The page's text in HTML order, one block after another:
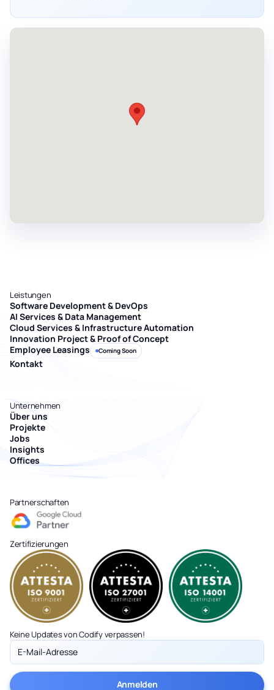
Leistungen
Software Development & DevOps
AI Services & Data Management
Cloud Services & Infrastructure Automation
Innovation Project & Proof of Concept
Employee Leasings
Coming Soon
Kontakt
Unternehmen
Über uns
Projekte
Jobs
Insights
Offices
Partnerschaften
Zertifizierungen
Keine Updates von Codify verpassen!